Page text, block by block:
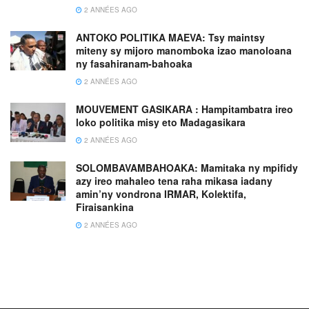
2 ANNÉES AGO
ANTOKO POLITIKA MAEVA: Tsy maintsy
miteny sy mijoro manomboka izao manoloana
ny fasahiranam-bahoaka
2 ANNÉES AGO
MOUVEMENT GASIKARA : Hampitambatra ireo
loko politika misy eto Madagasikara
2 ANNÉES AGO
SOLOMBAVAMBAHOAKA: Mamitaka ny mpifidy
azy ireo mahaleo tena raha mikasa iadany
amin’ny vondrona IRMAR, Kolektifa,
Firaisankina
2 ANNÉES AGO